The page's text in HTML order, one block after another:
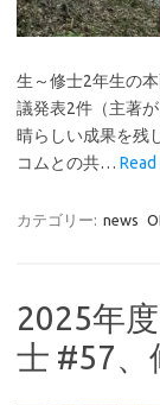
生～修士2年生の
議発表2件（主著
晴らしい成果を残
コムとの共…
カテゴリー: news
2025年
士 #57、